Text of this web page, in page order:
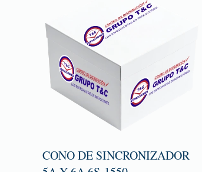
CONO DE SINCRONIZADOR